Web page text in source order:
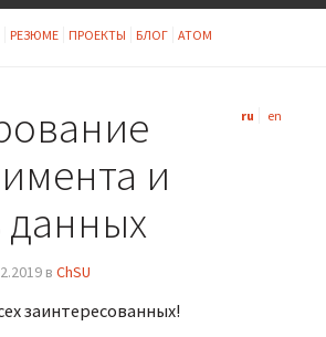
РЕЗЮМЕ ПРОЕКТЫ БЛОГ АТОМ
ru en
и
данных
в ChSU
заинтересованных!